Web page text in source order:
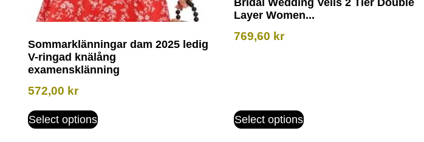
Sommarklänningar dam 2025 ledig
V-ringad knälång
examensklänning
572,00 kr
Select options
Bridal Wedding Veils 2 Tier Double
Layer Women...
769,60 kr
Select options